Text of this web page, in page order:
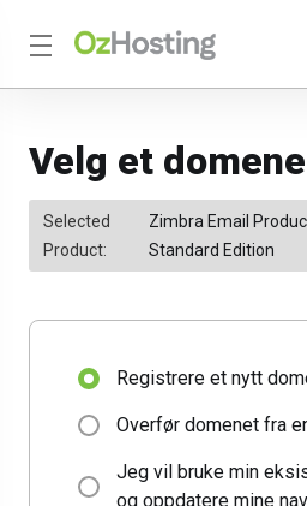
Velg et
Selected
Product:
Zimbra Email
Standard Edition
Registrere et nytt
Overfør domenet fra
Jeg vil bruke min
og oppdatere mine